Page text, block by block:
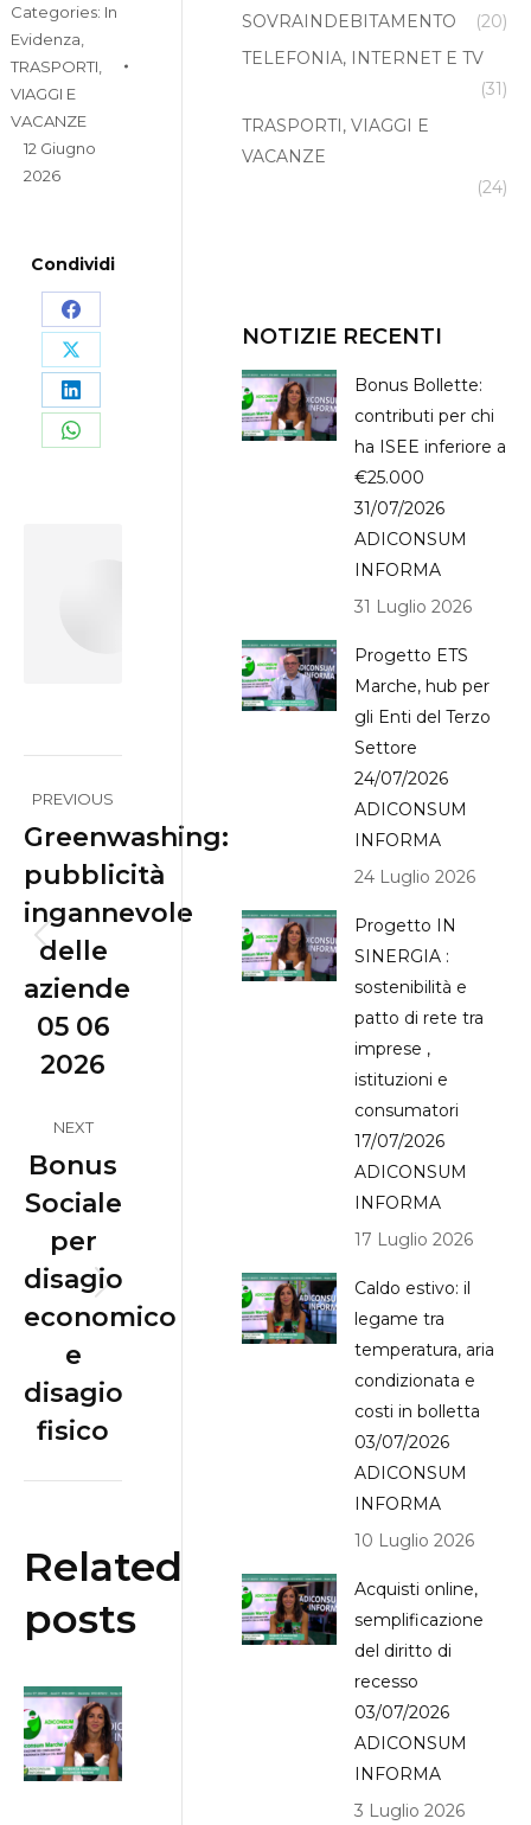
Categories: In
Evidenza
TRASPORTI,
VIAGGI E
VACANZE
12 Giugno
2026
Condividi
Share
on
Facebook
Share
on
X
Share
on
Share
Leonardo
navigation
PREVIOUS
Previous
post:
Greenwashing:
pubblicità
ingannevole
delle
aziende
05 06
2026
NEXT
Next
post:
Bonus
Sociale
per
disagio
economico
e
disagio
fisico
Related
posts
SOVRAINDEBITAMENTO
(20)
TELEFONIA, INTERNET E TV
(31)
TRASPORTI, VIAGGI E
VACANZE
(24)
NOTIZIE RECENTI
Bonus Bollette:
contributi per chi
ha ISEE inferiore a
€25.000
31/07/2026
ADICONSUM
INFORMA
31 Luglio 2026
Progetto ETS
Marche, hub per
gli Enti del Terzo
Settore
24/07/2026
ADICONSUM
INFORMA
24 Luglio 2026
Progetto IN
SINERGIA :
sostenibilità e
patto di rete tra
imprese ,
istituzioni e
consumatori
17/07/2026
ADICONSUM
INFORMA
17 Luglio 2026
Caldo estivo: il
legame tra
temperatura, aria
condizionata e
costi in bolletta
03/07/2026
ADICONSUM
INFORMA
10 Luglio 2026
Acquisti online,
semplificazione
del diritto di
recesso
03/07/2026
ADICONSUM
INFORMA
3 Luglio 2026